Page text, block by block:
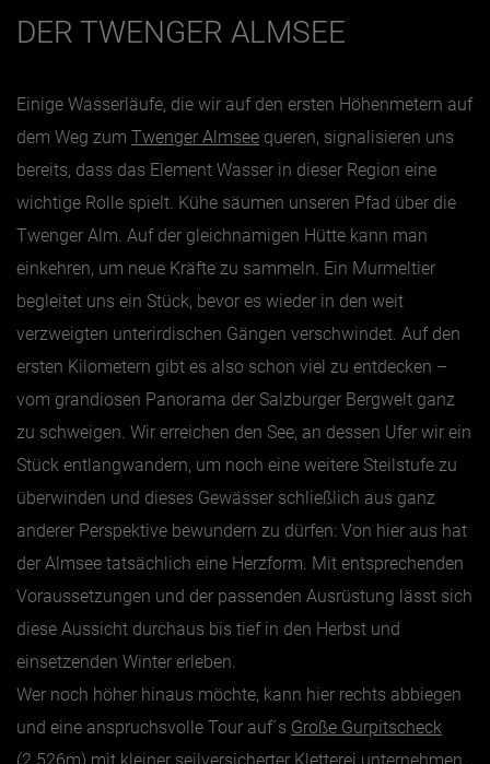
Jänner
Mai
Juni
Juli
August
September
Dezember
DER TWENGER ALMSEE
Einige Wasserläufe, die wir auf den ersten Höhenmetern auf
dem Weg zum Twenger Almsee queren, signalisieren uns
bereits, dass das Element Wasser in dieser Region eine
wichtige Rolle spielt. Kühe säumen unseren Pfad über die
Twenger Alm. Auf der gleichnamigen Hütte kann man
einkehren, um neue Kräfte zu sammeln. Ein Murmeltier
begleitet uns ein Stück, bevor es wieder in den weit
verzweigten unterirdischen Gängen verschwindet. Auf den
ersten Kilometern gibt es also schon viel zu entdecken –
vom grandiosen Panorama der Salzburger Bergwelt ganz
zu schweigen. Wir erreichen den See, an dessen Ufer wir ein
Stück entlangwandern, um noch eine weitere Steilstufe zu
überwinden und dieses Gewässer schließlich aus ganz
anderer Perspektive bewundern zu dürfen: Von hier aus hat
der Almsee tatsächlich eine Herzform. Mit entsprechenden
Voraussetzungen und der passenden Ausrüstung lässt sich
diese Aussicht durchaus bis tief in den Herbst und
einsetzenden Winter erleben.
Wer noch höher hinaus möchte, kann hier rechts abbiegen
und eine anspruchsvolle Tour auf´s Große Gurpitscheck
(2.526m) mit kleiner seilversicherter Kletterei unternehmen.